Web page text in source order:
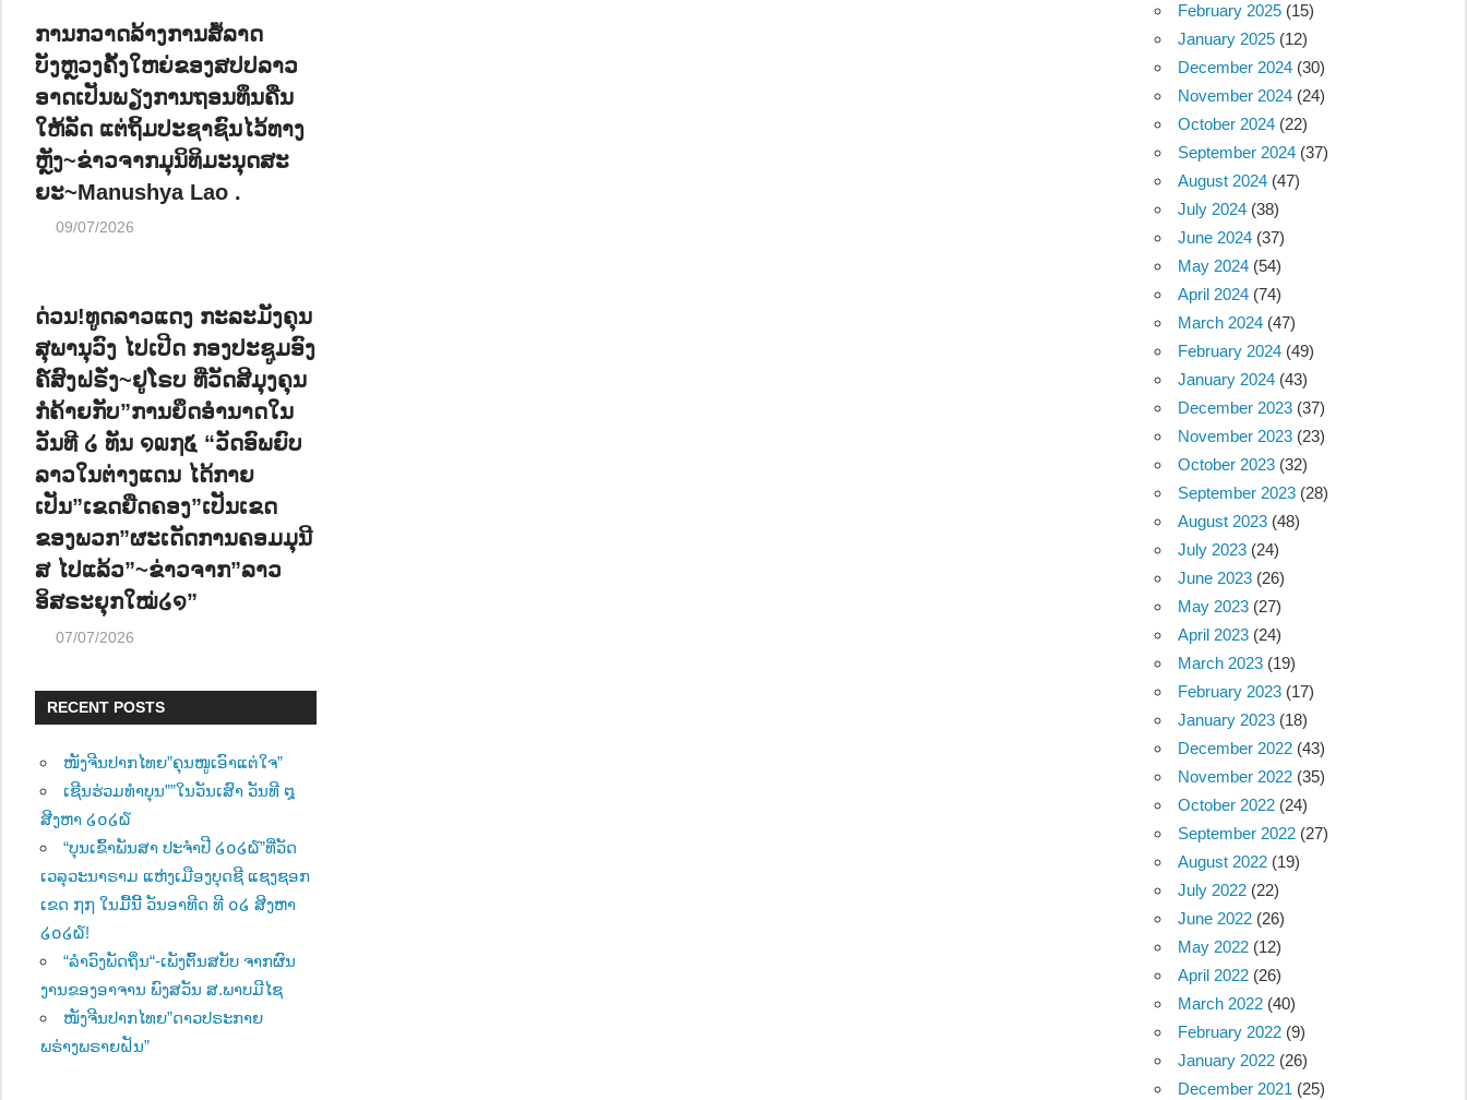
ການກວາດລ້າງການສໍ້ລາດ
ບັງຫຼວງຄັ້ງໃຫຍ່ຂອງສປປລາວ
ອາດເປັນພຽງການຖອນທຶນຄືນ
ໃຫ້ລັດ ແຕ່ຖິ້ມປະຊາຊົນໄວ້ທາງ
ຫຼັງ~ຂ່າວຈາກມຸນິທິມະນຸດສະ
ຍະ~Manushya Lao .
09/07/2026
ດ່ວນ!ທູດລາວແດງ ກະລະມັງຄຸນ
ສຸພານຸວົງ ໄປເປີດ ກອງປະຊູມອົງ
ຄ໌ສົງຝຣັ່ງ~ຢູໂຣບ ທີ່ວັດສີມຸງຄຸນ
ກໍຄ້າຍກັບ”ການຍຶດອຳນາດໃນ
ວັນທີ ໒ ທັນ ໑໙໗໕ “ວັດອົພຍົບ
ລາວໃນຕ່າງແດນ ໄດ້ກາຍ
ເປັນ”ເຂດຍືດຄອງ”ເປັນເຂດ
ຂອງພວກ”ຜະເດັດການຄອມມຸນີ
ສ ໄປແລ້ວ”~ຂ່າວຈາກ”ລາວ
ອິສຣະຍຸກໃໝ່໒໑”
07/07/2026
RECENT POSTS
ໜັງຈີນປາກໄທຍ”ຄຸນໜູເອົາແຕ່ໃຈ”
ເຊີນຮ່ວມທຳບຸນ””ໃນວັນເສົາ ວັນທີ ໘
ສີງຫາ ໒໐໒໖
“ບຸນເຂົ້າພັນສາ ປະຈຳປີ ໒໐໒໖”ທີ່ວັດ
ເວລຸວະນາຣາມ ແຫ່ງເມືອງບຸດຊີ ແຊງຊອກ
ເຂດ ໗໗ ໃນມື້ນີ້ ວັນອາທີດ ທີ ໐໒ ສີງຫາ
໒໐໒໖!
“ລຳວົງພັດຖິ່ນ“-ເພັງຕົ້ນສບັບ ຈາກຜົນ
ງານຂອງອາຈານ ພົງສວັນ ສ.ພາບມີໄຊ
ໜັງຈີນປາກໄທຍ”ດາວປຣະກາຍ
ພຣ່າງພຣາຍຝັນ”
February 2025 (15)
January 2025 (12)
December 2024 (30)
November 2024 (24)
October 2024 (22)
September 2024 (37)
August 2024 (47)
July 2024 (38)
June 2024 (37)
May 2024 (54)
April 2024 (74)
March 2024 (47)
February 2024 (49)
January 2024 (43)
December 2023 (37)
November 2023 (23)
October 2023 (32)
September 2023 (28)
August 2023 (48)
July 2023 (24)
June 2023 (26)
May 2023 (27)
April 2023 (24)
March 2023 (19)
February 2023 (17)
January 2023 (18)
December 2022 (43)
November 2022 (35)
October 2022 (24)
September 2022 (27)
August 2022 (19)
July 2022 (22)
June 2022 (26)
May 2022 (12)
April 2022 (26)
March 2022 (40)
February 2022 (9)
January 2022 (26)
December 2021 (25)